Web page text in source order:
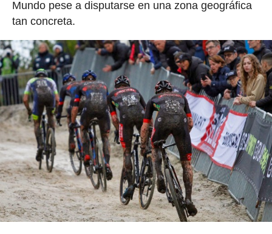
Mundo pese a disputarse en una zona geográfica
tan concreta.